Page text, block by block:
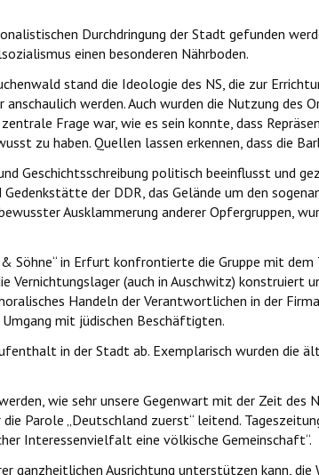
Durchdringung der Stadt gefunden
einen besonderen Nährboden.
stand die Ideologie des NS, die zur
werden. Auch wurden die Nutzung des
Frage war, wie es sein konnte, dass
zu haben. Quellen lassen erkennen, dass die
Geschichtsschreibung politisch beeinflusst und
der DDR, das Gelände um den
Ausklammerung anderer Opfergruppen,
Söhne“ in Erfurt konfrontierte die Gruppe mit
Vernichtungslager (auch in Auschwitz) konstruiert
Handeln der Verantwortlichen in der
mit jüdischen Beschäftigten.
in der Stadt ab. Exemplarisch wurden die
wie sehr unsere Gegenwart mit der Zeit des
Parole „Deutschland zuerst“ leitend.
Interessenvielfalt eine völkische Gemeinschaft“.
ganzheitlichen Ausrichtung unterstützen kann, die